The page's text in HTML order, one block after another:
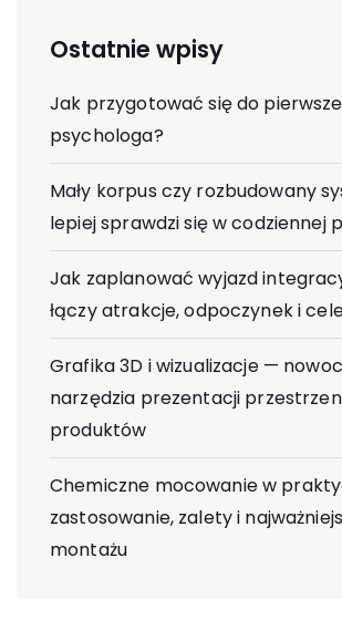
Ostatnie wpisy
Jak przygotować się do
psychologa?
Mały korpus czy rozbudowany
lepiej sprawdzi się w codziennej
Jak zaplanować wyjazd
łączy atrakcje, odpoczynek i
Grafika 3D i wizualizacje —
narzędzia prezentacji
produktów
Chemiczne mocowanie w
zastosowanie, zalety i
montażu